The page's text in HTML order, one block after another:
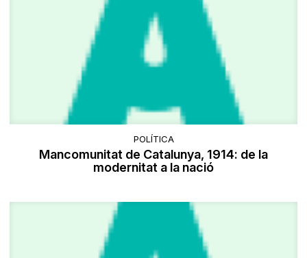
POLÍTICA
Mancomunitat de Catalunya, 1914: de la
modernitat a la nació